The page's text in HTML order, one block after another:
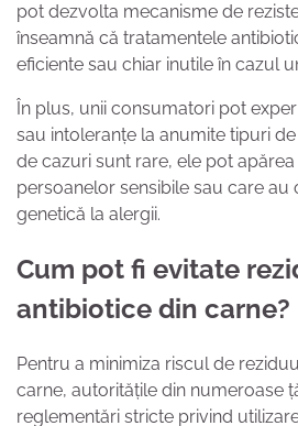
pot dezvolta mecanisme de
înseamnă că tratamentele
eficiente sau chiar inutile în cazul
În plus, unii consumatori pot
sau intoleranțe la anumite tipuri
de cazuri sunt rare, ele pot
persoanelor sensibile sau care au
genetică la alergii.
Cum pot fi evitate
antibiotice din carne?
Pentru a minimiza riscul de
carne, autoritățile din numeroase
reglementări stricte privind